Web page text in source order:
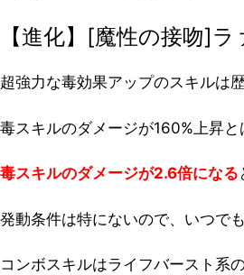
【進化】[魔性の接吻]
超強力な毒効果アップのスキルは
毒スキルのダメージが160%上昇と
毒スキルのダメージが2.6倍になる
発動条件は特にないので、いつで
コンボスキルはライフバースト系